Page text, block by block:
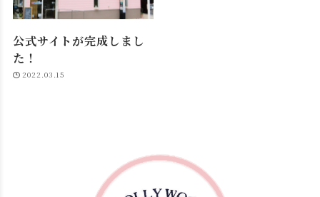
公式サイトが完成しまし
た！
2022.03.15